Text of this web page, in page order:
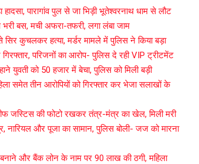
हादसा, पारागांव पुल से जा भिड़ी भूतेश्वरनाथ धाम से लौट
भरी बस, मची अफरा-तफरी, लगा लंबा जाम
कुचलकर हत्या, मर्डर मामले में पुलिस ने किया बड़ा
गिरफ्तार, परिजनों का आरोप- पुलिस दे रही VIP ट्रीटमेंट
युवती को 50 हजार में बेचा, पुलिस को मिली बड़ी
समेत तीन आरोपियों को गिरफ्तार कर भेजा सलाखों के
जस्टिस की फोटो रखकर तंत्र-मंत्र का खेल, मिली मरी
नारियल और पूजा का सामान, पुलिस बोली- जज को मारना
और बैंक लोन के नाम पर 90 लाख की ठगी, महिला